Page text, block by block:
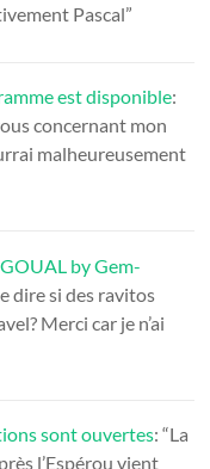
Pascal”
est disponible:
concernant mon
malheureusement
by Gem-
dire si des ravitos
Merci car je n’ai
sont ouvertes: “La
l’Espérou vient